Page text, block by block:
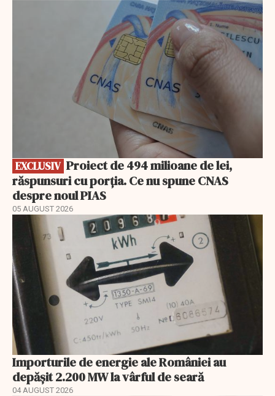
EXCLUSIV
răspunsuri cu porția. Ce nu spune CNAS
despre noul PIAS
05 AUGUST 2026
Importurile de energie ale României au
depășit 2.200 MW la vârful de seară
04 AUGUST 2026